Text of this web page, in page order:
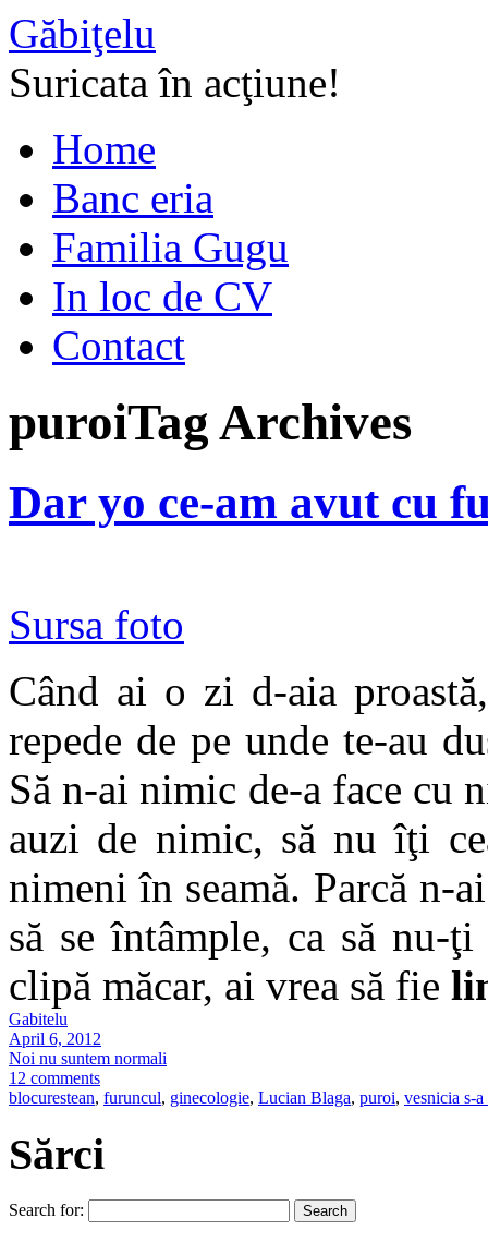
Găbiţelu
Suricata în acţiune!
Home
Banc eria
Familia Gugu
In loc de CV
Contact
puroiTag Archives
Dar yo ce-am avut cu
Sursa foto
Când ai o zi d-aia
repede de pe unde te-au
Să n-ai nimic de-a face cu
auzi de nimic, să nu îţi
nimeni în seamă. Parcă n-
să se întâmple, ca să nu-
clipă măcar, ai vrea să fie
Gabitelu
April 6, 2012
Noi nu suntem normali
12 comments
blocurestean, furuncul, ginecologie, Lucian Blaga, puroi, vesnicia s-a
Sărci
Search for: